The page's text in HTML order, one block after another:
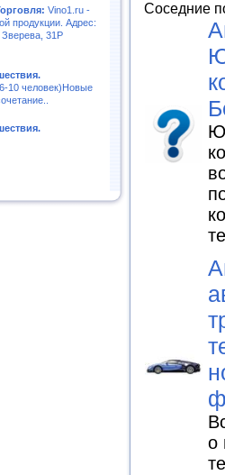
Vino1.ru -
продукции. Адрес:
Зверева, 31Р
10 человек)Новые
Соседние
о